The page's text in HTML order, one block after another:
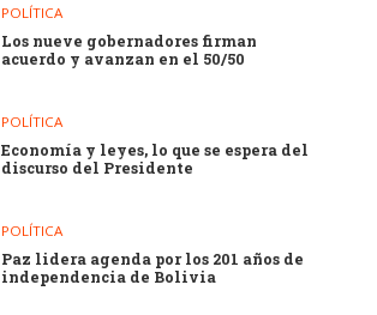
POLÍTICA
Los nueve gobernadores firman
acuerdo y avanzan en el 50/50
POLÍTICA
Economía y leyes, lo que se espera del
discurso del Presidente
POLÍTICA
Paz lidera agenda por los 201 años de
independencia de Bolivia